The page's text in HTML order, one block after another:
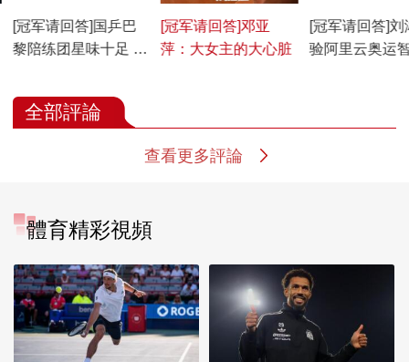
[冠军请回答]国乒巴
黎陪练团星味十足 倪
[冠军请回答]邓亚
萍：大女主的大心脏
[冠军请回答]刘
验阿里云奥运
全部評論
查看更多評論
體育精彩視頻